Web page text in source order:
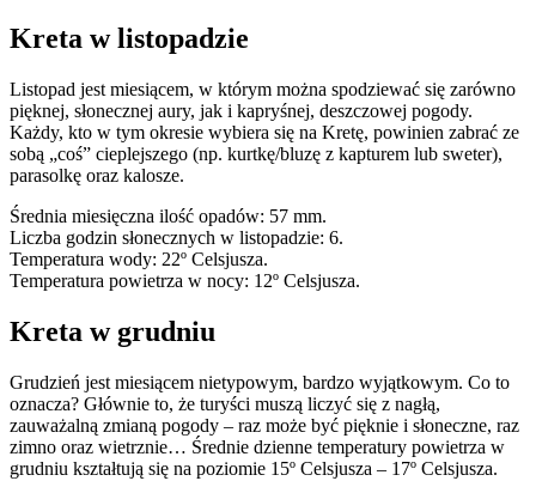
Kreta w listopadzie
Listopad jest miesiącem, w którym można spodziewać się zarówno
pięknej, słonecznej aury, jak i kapryśnej, deszczowej pogody.
Każdy, kto w tym okresie wybiera się na Kretę, powinien zabrać ze
sobą „coś” cieplejszego (np. kurtkę/bluzę z kapturem lub sweter),
parasolkę oraz kalosze.
Średnia miesięczna ilość opadów: 57 mm.
Liczba godzin słonecznych w listopadzie: 6.
Temperatura wody: 22º Celsjusza.
Temperatura powietrza w nocy: 12º Celsjusza.
Kreta w grudniu
Grudzień jest miesiącem nietypowym, bardzo wyjątkowym. Co to
oznacza? Głównie to, że turyści muszą liczyć się z nagłą,
zauważalną zmianą pogody – raz może być pięknie i słoneczne, raz
zimno oraz wietrznie… Średnie dzienne temperatury powietrza w
grudniu kształtują się na poziomie 15º Celsjusza – 17º Celsjusza.